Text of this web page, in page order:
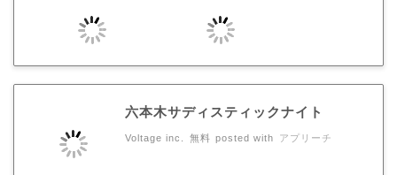
六本木サディスティックナイト
Voltage inc. 無料 posted with アプリーチ